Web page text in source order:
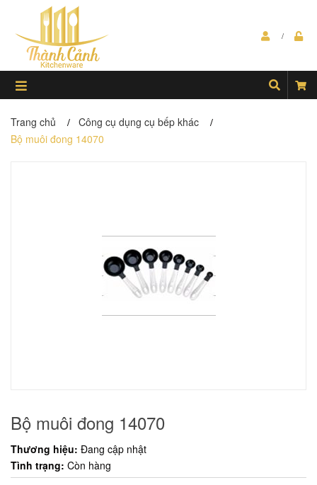
Trang chủ / Công cụ dụng cụ bếp khác /
Bộ muôi đong 14070
Bộ muôi đong 14070
Thương hiệu: Đang cập nhật
Tình trạng: Còn hàng